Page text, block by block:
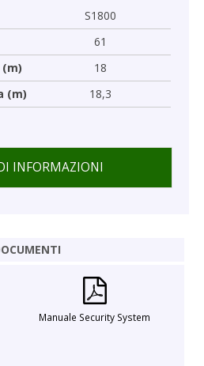
S1800
61
(m)
18
(m)
18,3
INFORMAZIONI
Manuale Security System